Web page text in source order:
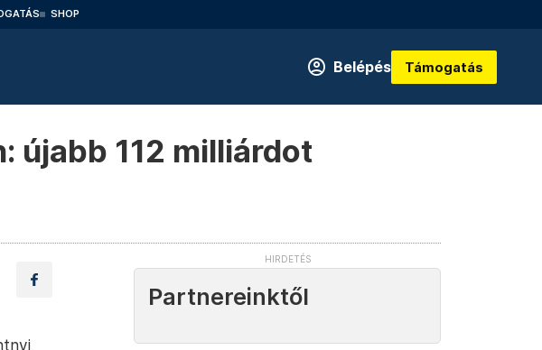
SHOP
Belépés Támogatás
újabb 112 milliárdot
Partnereinktől